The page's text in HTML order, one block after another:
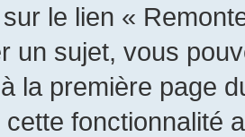
le lien «
un sujet, vous
la première page
cette fonctionnalité